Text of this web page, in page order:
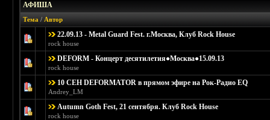
АФИША
Тема / Автор
22.09.13 - Metal Guard Fest. г.Москва, Клуб Rock House
rock house
Голосов: 0 - Средняя оценка: 0 из 5
1234 5
DEFORM - Концерт десятилетия●Москва●15.09.13
rock house
Голосов: 0 - Средняя оценка: 0 из 5
12 3 45
10 СЕН DEFORMATOR в прямом эфире на Рок-Радио EQ
Andrey_LM
Голосов: 0 - Средняя оценка: 0 из 5
123 45
Autumn Goth Fest, 21 сентября. Клуб Rock House
rock house
Голосов: 0 - Средняя оценка: 0 из 5
12345